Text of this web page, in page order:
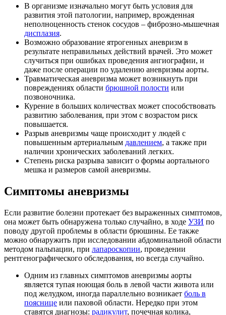
В организме изначально могут быть условия для
развития этой патологии, например, врожденная
неполноценность стенок сосудов – фиброзно-мышечная
дисплазия.
Возможно образование ятрогенных аневризм в
результате неправильных действий врачей. Это может
случиться при ошибках проведения ангиографии, и
даже после операции по удалению аневризмы аорты.
Травматическая аневризма может возникнуть при
повреждениях области брюшной полости или
позвоночника.
Курение в больших количествах может способствовать
развитию заболевания, при этом с возрастом риск
повышается.
Разрыв аневризмы чаще происходит у людей с
повышенным артериальным давлением, а также при
наличии хронических заболеваний легких.
Степень риска разрыва зависит о формы аортального
мешка и размеров самой аневризмы.
Симптомы аневризмы
Если развитие болезни протекает без выраженных симптомов,
она может быть обнаружена только случайно, в ходе УЗИ по
поводу другой проблемы в области брюшины. Ее также
можно обнаружить при исследовании абдоминальной области
методом пальпации, при лапароскопии, проведении
рентгенографического обследования, но всегда случайно.
Одним из главных симптомов аневризмы аорты
является тупая ноющая боль в левой части живота или
под желудком, иногда параллельно возникает боль в
пояснице или паховой области. Нередко при этом
ставятся диагнозы: радикулит, почечная колика,